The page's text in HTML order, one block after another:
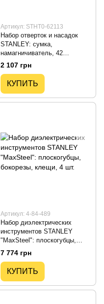
Артикул: STHT0-62113
Набор отверток и насадок
STANLEY: сумка,
намагничиватель, 42
элемента
2 107 грн
КУПИТЬ
Артикул: 4-84-489
Набор диэлектрических
инструментов STANLEY
"MaxSteel": плоскогубцы,
бокорезы, клещи, 4 шт.
7 774 грн
КУПИТЬ